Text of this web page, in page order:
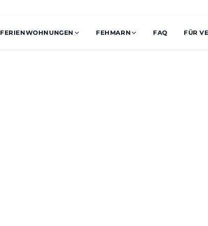
FERIENWOHNUNGEN FEHMARN FAQ FÜR